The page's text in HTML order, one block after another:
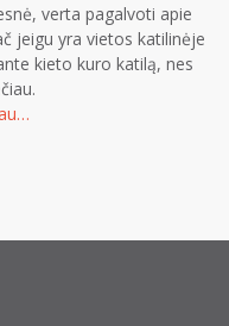
verta pagalvoti apie
jeigu yra vietos katilinėje
kieto kuro katilą, nes